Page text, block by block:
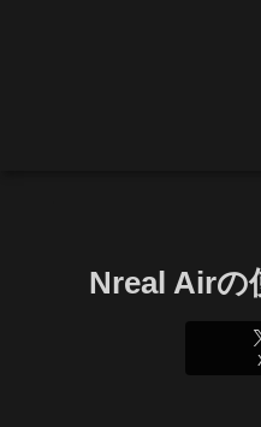
Nreal Airの